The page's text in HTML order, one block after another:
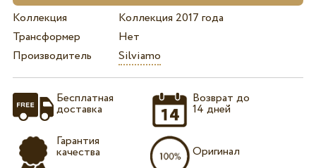
Коллекция
Коллекция 2017 года
Трансформер
Нет
Производитель
Silviamo
Бесплатная
доставка
Гарантия
качества
Возврат до
14 дней
Оригинал